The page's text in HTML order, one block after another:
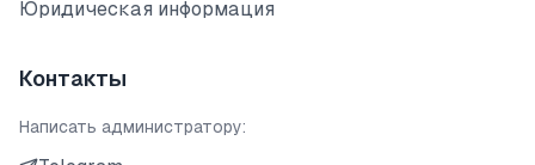
Юридическая информация
Контакты
Написать администратору: